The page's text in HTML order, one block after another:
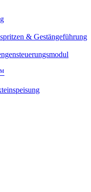
& Gestängeführung